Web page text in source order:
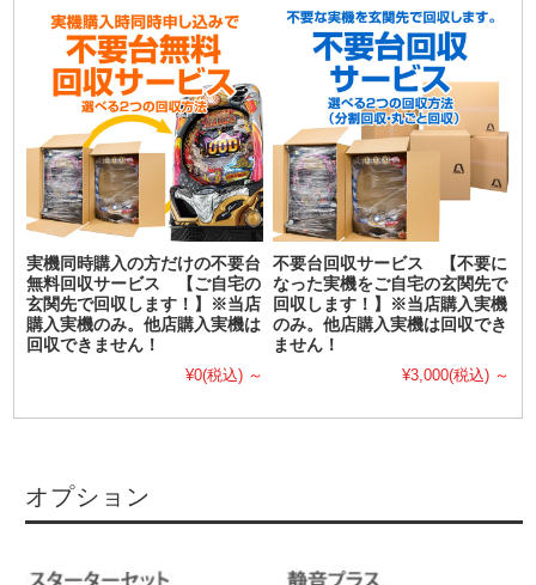
実機同時購入の方だけの不要台
無料回収サービス 【ご自宅の
玄関先で回収します！】※当店
購入実機のみ。他店購入実機は
回収できません！
¥0(税込) ～
不要台回収サービス 【不要に
なった実機をご自宅の玄関先で
回収します！】※当店購入実機
のみ。他店購入実機は回収でき
ません！
¥3,000(税込) ～
オプション